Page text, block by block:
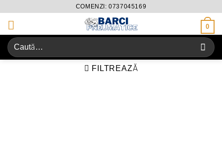
content
COMENZI: 0737045169
0
Caută
după:
FILTREAZĂ